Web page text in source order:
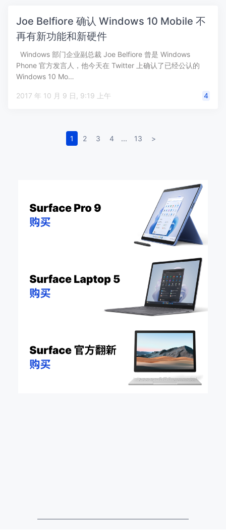
Joe Belfiore 确认 Windows 10 Mobile 不
再有新功能和新硬件
Windows 部门企业副总裁 Joe Belfiore 曾是 Windows
Phone 官方发言人，他今天在 Twitter 上确认了已经公认的
Windows 10 Mo…
2017 年 10 月 9 日, 9:19 上午 4
1 2 3 4 ... 13 >